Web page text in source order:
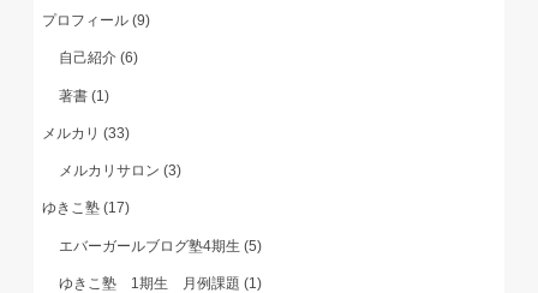
プロフィール(9)
自己紹介(6)
著書(1)
メルカリ(33)
メルカリサロン(3)
ゆきこ塾(17)
エバーガールブログ塾4期生(5)
ゆきこ塾 1期生 月例課題(1)